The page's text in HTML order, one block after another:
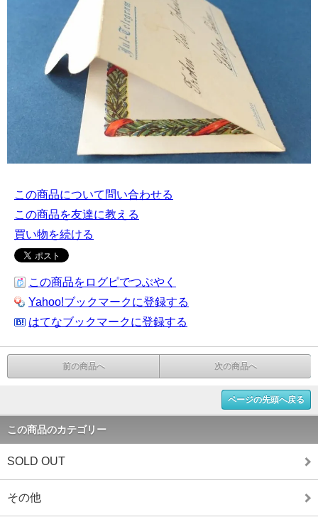
この商品について問い合わせる
この商品を友達に教える
買い物を続ける
この商品をログピでつぶやく
Yahoo!ブックマークに登録する
はてなブックマークに登録する
前の商品へ 次の商品へ
ページの先頭へ戻る
この商品のカテゴリー
SOLD OUT
その他